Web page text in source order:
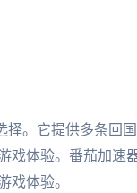
。它提供多条回
戏体验。番茄加速
戏体验。